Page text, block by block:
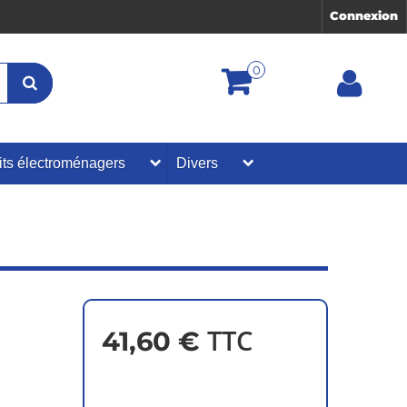
Connexion
0
électroménagers Divers
41,60 € TTC